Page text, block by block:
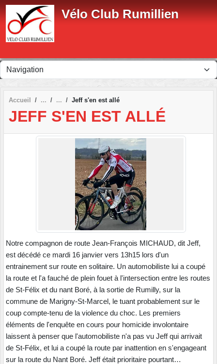
Vélo Club Rumillien
Accueil Jeff s'en est allé
JEFF S'EN EST ALLÉ
Notre compagnon de route Jean-François MICHAUD, dit Jeff,
est décédé ce mardi 16 janvier vers 13h15 lors d'un
entrainement sur route en solitaire. Un automobiliste lui a coupé
la route et l'a fauché de plein fouet à l'intersection entre les routes
de St-Félix et du nant Boré, à la sortie de Rumilly, sur la
commune de Marigny-St-Marcel, le tuant probablement sur le
coup compte-tenu de la violence du choc. Les premiers
éléments de l'enquête en cours pour homicide involontaire
laissent à penser que l'automobiliste n'a pas vu Jeff qui arrivait
de St-Félix, et lui a coupé la route par inattention en s'engageant
sur la route du Nant Boré. Jeff était prioritaire pourtant…
Panneau de gestion des cookies